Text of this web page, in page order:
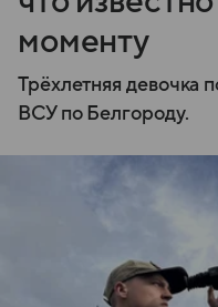
моменту
Трёхлетняя девочка
ВСУ по Белгороду.